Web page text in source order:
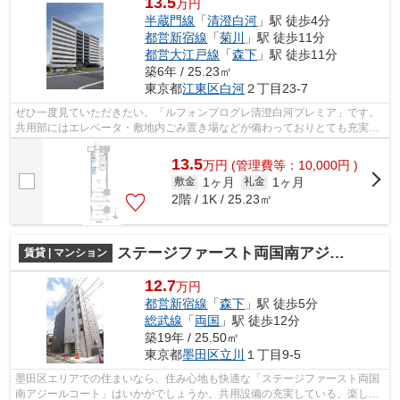
万円
半蔵門線 「清澄白河 」駅 徒歩4分
都営新宿線 「菊川
」駅 徒歩11分
都営大江戸線 「森下 」駅 徒歩11分
築6年 / 25.23㎡
東京都江東区白河２丁目23-7
ぜひ一度見ていただきたい、「ルフォンプログレ清澄白河プレミア」です。
共用部にはエレベータ・敷地内ごみ置き場などが備わっておりとても充実し
ています。新築マンションです。地上1...
13.5万円 (管理費等：10,000円 )
敷金 1ヶ月 礼金
1ヶ月
2階 / 1K / 25.23㎡
賃貸 | マンション ステージファースト両国南アジールコート
12.7万円
都営新宿線 「森下 」駅 徒歩5分
総武線 「両国 」駅 徒歩12分
築19年 / 25.50㎡
東京都墨田区立川 １丁目9-5
墨田区エリアでの住まいなら、住み心地も快適な「ステージファースト両国
南アジールコート」はいかがでしょうか。共用設備の充実している、楽しく